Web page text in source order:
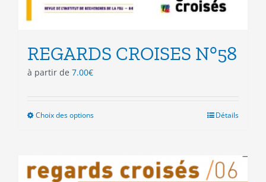
REGARDS CROISES N°58
à partir de 7.00€
Choix des optionsCe
variations.
Détails